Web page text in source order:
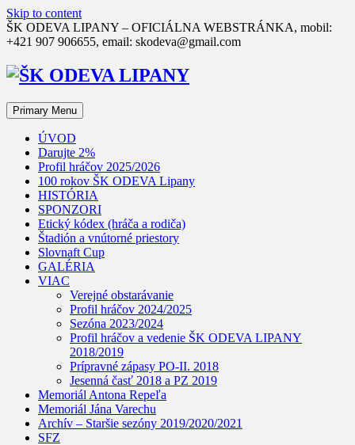
Skip to content
ŠK ODEVA LIPANY – OFICIÁLNA WEBSTRÁNKA, mobil:
+421 907 906655, email: skodeva@gmail.com
Primary Menu
ÚVOD
Darujte 2%
Profil hráčov 2025/2026
100 rokov ŠK ODEVA Lipany
HISTÓRIA
SPONZORI
Etický kódex (hráča a rodiča)
Štadión a vnútorné priestory
Slovnaft Cup
GALÉRIA
VIAC
Verejné obstarávanie
Profil hráčov 2024/2025
Sezóna 2023/2024
Profil hráčov a vedenie ŠK ODEVA LIPANY
2018/2019
Prípravné zápasy PO-II. 2018
Jesenná časť 2018 a PZ 2019
Memoriál Antona Repeľa
Memoriál Jána Varechu
Archív – Staršie sezóny 2019/2020/2021
SFZ